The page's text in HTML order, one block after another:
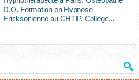
D.O. Formation en Hypnose
Ericksonienne au CHTIP, Collège...